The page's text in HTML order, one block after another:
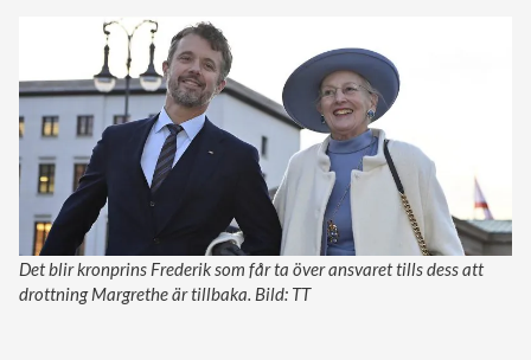
Det blir kronprins Frederik som får ta över ansvaret tills dess att
drottning Margrethe är tillbaka. Bild: TT